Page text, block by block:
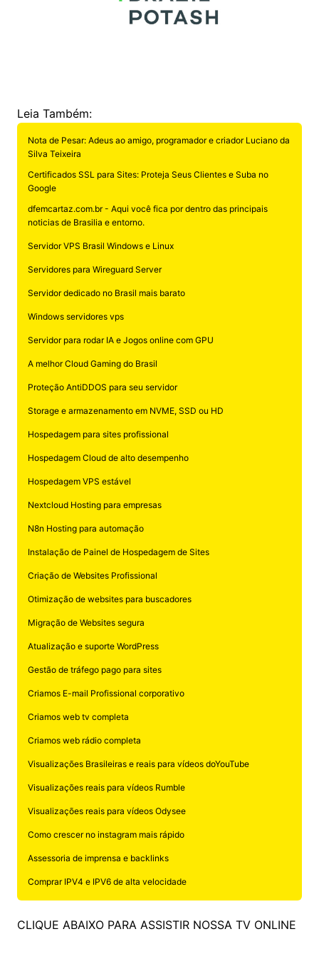
Leia Também:
Nota de Pesar: Adeus ao amigo, programador e criador Luciano da
Silva Teixeira
Certificados SSL para Sites: Proteja Seus Clientes e Suba no
Google
dfemcartaz.com.br - Aqui você fica por dentro das principais
noticias de Brasilia e entorno.
Servidor VPS Brasil Windows e Linux
Servidores para Wireguard Server
Servidor dedicado no Brasil mais barato
Windows servidores vps
Servidor para rodar IA e Jogos online com GPU
A melhor Cloud Gaming do Brasil
Proteção AntiDDOS para seu servidor
Storage e armazenamento em NVME, SSD ou HD
Hospedagem para sites profissional
Hospedagem Cloud de alto desempenho
Hospedagem VPS estável
Nextcloud Hosting para empresas
N8n Hosting para automação
Instalação de Painel de Hospedagem de Sites
Criação de Websites Profissional
Otimização de websites para buscadores
Migração de Websites segura
Atualização e suporte WordPress
Gestão de tráfego pago para sites
Criamos E-mail Profissional corporativo
Criamos web tv completa
Criamos web rádio completa
Visualizações Brasileiras e reais para vídeos doYouTube
Visualizações reais para vídeos Rumble
Visualizações reais para vídeos Odysee
Como crescer no instagram mais rápido
Assessoria de imprensa e backlinks
Comprar IPV4 e IPV6 de alta velocidade
CLIQUE ABAIXO PARA ASSISTIR NOSSA TV ONLINE